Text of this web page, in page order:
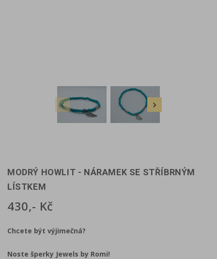
 
MODRÝ HOWLIT - NÁRAMEK SE STŘÍBRNÝM
LÍSTKEM
430,- Kč
Chcete být výjimečná?
Noste šperky Jewels by Romi!